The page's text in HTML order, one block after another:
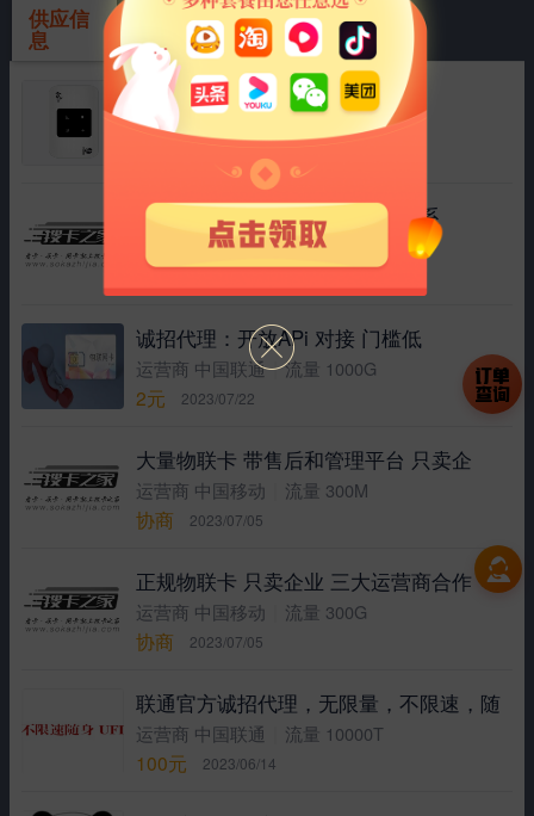
供应信
息
采购信
息
4g随身wifi路由器展锐中兴微
运营商 中国联通 流量 1500G
2025/03/11
行业监控流量卡插拔卡需要的联系
运营商 中国电信 | 流量 100G
协商
诚招代理：开放APi 对接 门槛低
运营商 中国联通 | 流量 1000G
2元 2023/07/22
大量物联卡 带售后和管理平台 只卖企
运营商 中国移动 流量 300M
协商 2023/07/05
正规物联卡 只卖企业 三大运营商合作
运营商 中国移动 流量 300G
协商 2023/07/05
联通官方诚招代理，无限量，不限速，随
运营商 中国联通 流量 10000T
100元 2023/06/14